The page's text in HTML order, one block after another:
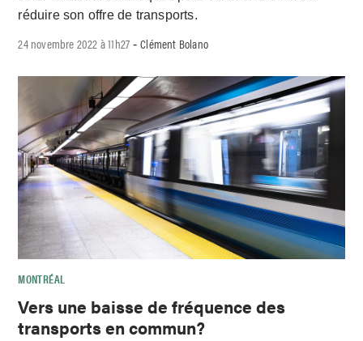
réduire son offre de transports.
24 novembre 2022 à 11h27 -Clément Bolano
MONTRÉAL
Vers une baisse de fréquence des
transports en commun?